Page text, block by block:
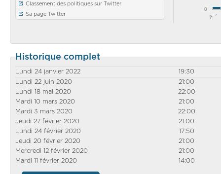
Classement des politiques sur Twitter
Sa page Twitter
A…
0
Historique complet
Lundi 24 janvier 2022 19:30
Lundi 22 juin 2020
21:00
Lundi 18 mai 2020
22:00
Mardi 10 mars 2020
21:00
Mardi 3 mars 2020
22:00
Jeudi 27 février 2020
21:00
Lundi 24 février 2020
17:50
Jeudi 20 février 2020 21:00
Mercredi 12 février 2020
21:00
Mardi 11 février 2020
14:00